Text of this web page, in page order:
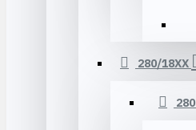
280/18XX
280